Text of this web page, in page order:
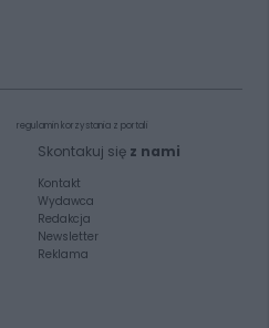
regulamin korzystania z portali
Skontakuj się z nami
Kontakt
Wydawca
Redakcja
Newsletter
Reklama